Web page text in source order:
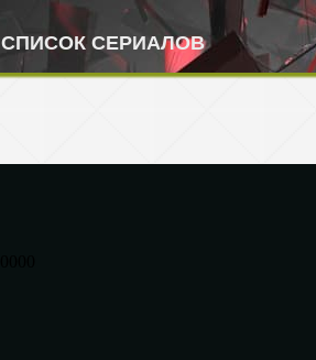
СПИСОК СЕРИАЛОВ